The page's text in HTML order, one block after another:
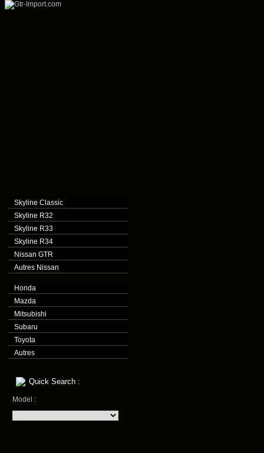
Skyline Classic
Skyline R32
Skyline R33
Skyline R34
Nissan GTR
Autres Nissan
Honda
Mazda
Mitsubishi
Subaru
Toyota
Autres
Quick Search :
Model :